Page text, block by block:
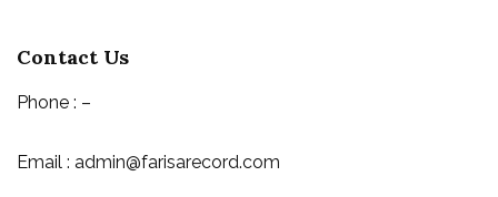
Contact Us
Phone : –
Email : admin@farisarecord.com